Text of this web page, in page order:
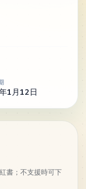
1月12日
書；不支援時可下